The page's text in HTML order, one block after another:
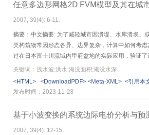
任意多边形网格2D FVM模型及其在城
2007, 39(4): 6-11.
摘要：中文摘要: 为了减轻城市因溃堤、水库溃坝、
类构筑物常因形态各异、边界复杂，计算中如何考
过在日本富士川流域内甲府盆地的实际应用，验证
失、研制防洪风险图、预警系统和应急预案。
关键词：浅水波;洪水;淹没面积;淹没水深
<HTML>
<DownloadPDF> <Meta-XML> <引用本
发布时间：2023-11-28
基于小波变换的系统边际电价分析与预
2007, 39(4): 12-15.